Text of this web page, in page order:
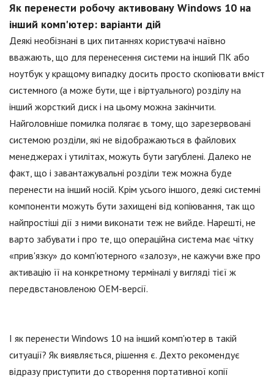
Як перенести робочу активовану Windows 10 на
інший комп'ютер: варіанти дій
Деякі необізнані в цих питаннях користувачі наївно
вважають, що для перенесення системи на інший ПК або
ноутбук у кращому випадку досить просто скопіювати вміст
системного (а може бути, ще і віртуального) розділу на
інший жорсткий диск і на цьому можна закінчити.
Найголовніше помилка полягає в тому, що зарезервовані
системою розділи, які не відображаються в файлових
менеджерах і утилітах, можуть бути загублені. Далеко не
факт, що і завантажувальні розділи теж можна буде
перенести на інший носій. Крім усього іншого, деякі системні
компоненти можуть бути захищені від копіювання, так що
найпростіші дії з ними виконати теж не вийде. Нарешті, не
варто забувати і про те, що операційна система має чітку
«прив'язку» до комп'ютерного «залозу», не кажучи вже про
активацію її на конкретному терміналі у вигляді тієї ж
передвстановленою ОЕМ-версії.
І як перенести Windows 10 на інший комп'ютер в такій
ситуації? Як виявляється, рішення є. Дехто рекомендує
відразу приступити до створення портативної копії